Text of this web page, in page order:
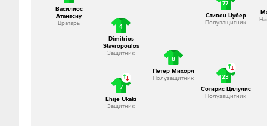
Василиос
Атанасиу
Вратарь
4
Dimitrios
Stavropoulos
Защитник
7
Ehije Ukaki
Защитник
8
Петер Михорл
Полузащитник
77
Стивен Цубер
Полузащитник
23
Сотирис Цилулис
Полузащитник